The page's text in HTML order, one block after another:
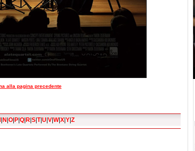
alla pagina precedente
N O P Q R S T|U V W|X Y Z